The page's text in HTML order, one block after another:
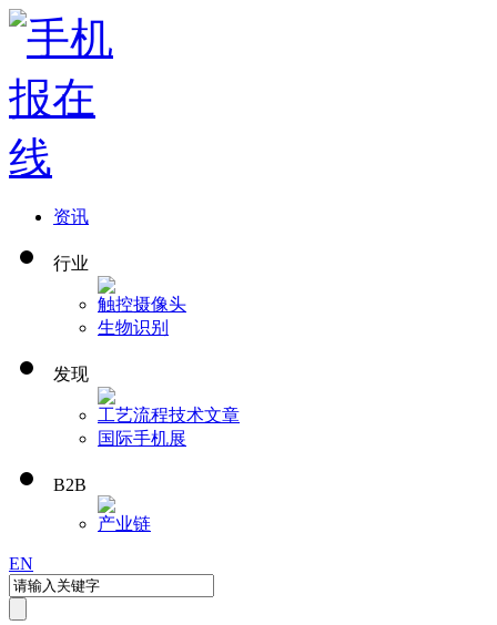
资讯
行业
触控摄像头
生物识别
发现
工艺流程技术文章
国际手机展
B2B
产业链
EN